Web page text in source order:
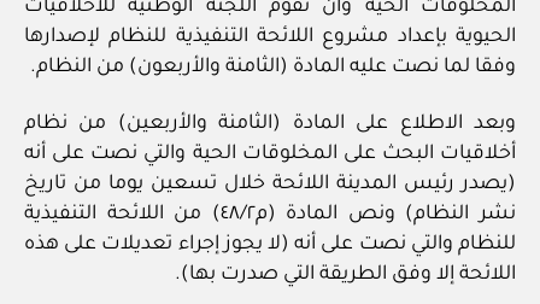
المخلوقات الحية وأن تقوم اللجنة الوطنية للأخلاقيات
الحيوية بإعداد مشروع اللائحة التنفيذية للنظام لإصدارها
وفقا لما نصت عليه المادة (الثامنة والأربعون) من النظام.
وبعد الاطلاع على المادة (الثامنة والأربعين) من نظام
أخلاقيات البحث على المخلوقات الحية والتي نصت على أنه
(يصدر رئيس المدينة اللائحة خلال تسعين يوما من تاريخ
نشر النظام) ونص المادة (م٤٨/٢) من اللائحة التنفيذية
للنظام والتي نصت على أنه (لا يجوز إجراء تعديلات على هذه
اللائحة إلا وفق الطريقة التي صدرت بها).